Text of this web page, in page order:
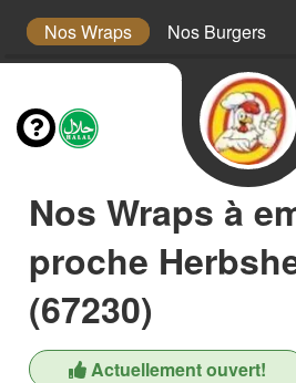
Nos Wraps Nos Burgers
Nos Wraps à
proche
(67230)
Actuellement ouvert!